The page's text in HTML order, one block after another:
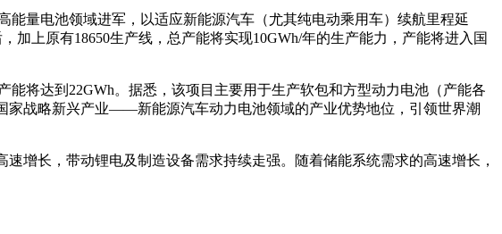
能量电池领域进军，以适应新能源汽车（尤其纯电动乘用车）续航里程延
加上原有18650生产线，总产能将实现10GWh/年的生产能力，产能将进入国
将达到22GWh。据悉，该项目主要用于生产软包和方型动力电池（产能各
家战略新兴产业——新能源汽车动力电池领域的产业优势地位，引领世界潮
增长，带动锂电及制造设备需求持续走强。随着储能系统需求的高速增长，